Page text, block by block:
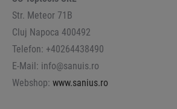
Str. Meteor 71B
Cluj Napoca 400492
Telefon: +40264438490
E-Mail: info@sanuis.ro
Webshop: www.sanius.ro